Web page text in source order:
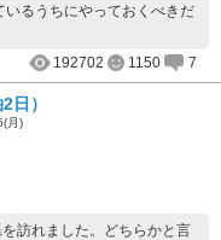
るうちにやっておくべきだ
192702
1150 7
日）
月)
訪れました。どちらかと言